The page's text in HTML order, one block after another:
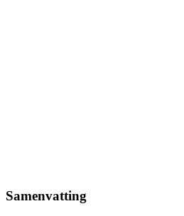
Samenvatting